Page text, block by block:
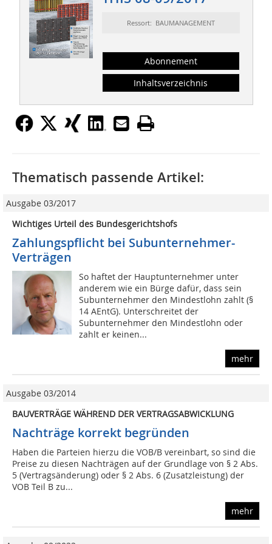
Ressort: BAUMANAGEMENT
Abonnement
Inhaltsverzeichnis
Thematisch passende Artikel:
Ausgabe 03/2017
Wichtiges Urteil des Bundesgerichtshofs
Zahlungspflicht bei Subunternehmer-
Verträgen
So haftet der Hauptunternehmer unter
anderem wie ein Bürge dafür, dass sein
Subunternehmer den Mindestlohn zahlt (§
14 AEntG). Unterschreitet der
Subunternehmer den Mindestlohn oder
zahlt er keinen...
mehr
Ausgabe 03/2014
BAUVERTRÄGE WÄHREND DER VERTRAGSABWICKLUNG
Nachträge korrekt begründen
Haben die Parteien hierzu die VOB/B vereinbart, so sind die
Preise zu diesen Nachträgen auf der Grundlage von § 2 Abs.
5 (Vertragsänderung) oder § 2 Abs. 6 (Zusatzleistung) der
VOB Teil B zu...
mehr